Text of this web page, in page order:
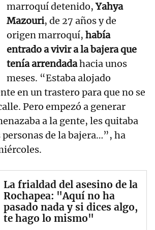
marroquí detenido,Yahya
Mazouri, de 27 años y de
origen marroquí, había
entrado a vivir a la bajera que
tenía arrendadahacia unos
meses. “Estaba alojado
en un trastero para que no se
Pero empezó a generar
a la gente, les quitaba
de la bajera…”, ha
La frialdad del asesino de la
Rochapea: "Aquí no ha
pasado nada y si dices algo,
te hago lo mismo"